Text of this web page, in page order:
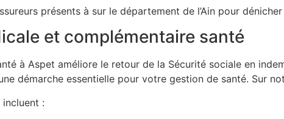
présents à sur le département de l’Ain pour
et complémentaire santé
à Aspet améliore le retour de la Sécurité sociale en
démarche essentielle pour votre gestion de santé. Sur
: